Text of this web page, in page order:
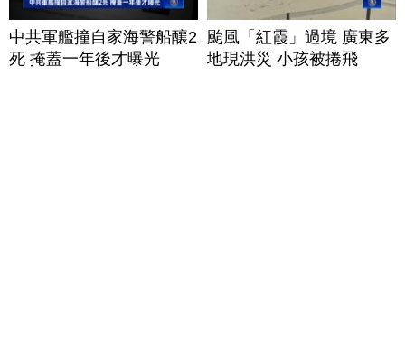
中共軍艦撞自家海警船釀2
死 掩蓋一年後才曝光
颱風「紅霞」過境 廣東多
地現洪災 小孩被捲飛